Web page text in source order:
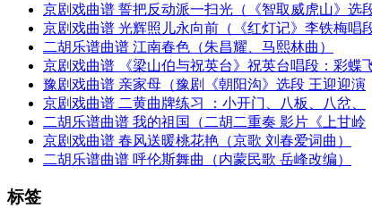
京剧戏曲谱 誓把反动派一扫光（《智取威虎山》选
京剧戏曲谱 光辉照儿永向前（《红灯记》李铁梅唱
二胡乐谱曲谱 江南春色（朱昌耀、马熙林曲）
京剧戏曲谱 《梁山伯与祝英台》祝英台唱段：彩蝶
豫剧戏曲谱 亲家母（豫剧《朝阳沟》选段 王迎迎演
京剧戏曲谱 二黄曲牌练习 ：小开门、八板、八岔、
二胡乐谱曲谱 我的祖国（二胡二重奏 影片《上甘岭
京剧戏曲谱 春风送暖桃花艳（京歌 刘春爱词曲）
二胡乐谱曲谱 呼伦斯舞曲（内蒙民歌 岳峰改编）
标签